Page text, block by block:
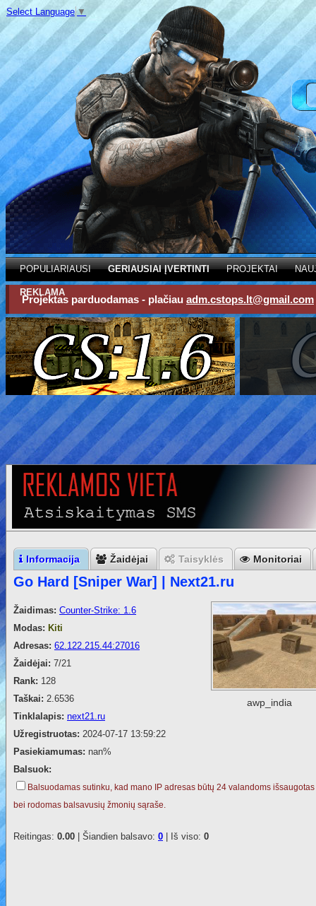
Select Language ▼
POPULIARIAUSI GERIAUSIAI ĮVERTINTI PROJEKTAI
REKLAMA
Projektas parduodamas - plačiau adm.cstops.lt@gmail.com
Informacija Žaidėjai Taisyklės Monitoriai
Go Hard [Sniper War] | Next21.ru
Žaidimas: Counter-Strike: 1.6
Modas: Kiti
Adresas: 62.122.215.44:27016
Žaidėjai: 7/21
Rank: 128
Taškai: 2.6536
Tinklalapis: next21.ru
Užregistruotas: 2024-07-17 13:59:22
Pasiekiamumas: nan%
Balsuok:
Balsuodamas sutinku, kad mano IP adresas būtų 24 valandoms išsaugotas
bei rodomas balsavusių žmonių sąraše.
Reitingas: 0.00 | Šiandien balsavo: 0 | Iš viso: 0
awp_india